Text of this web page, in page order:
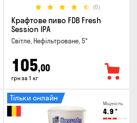
(6)
Крафтове пиво FDB Fresh
Session IPA
Світле, Нефільтроване, 5°
105,00
грн за 1 кг
Міцність
4.9 °
Тільки онлайн